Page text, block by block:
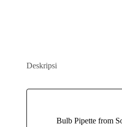
Deskripsi
Bulb Pipette from